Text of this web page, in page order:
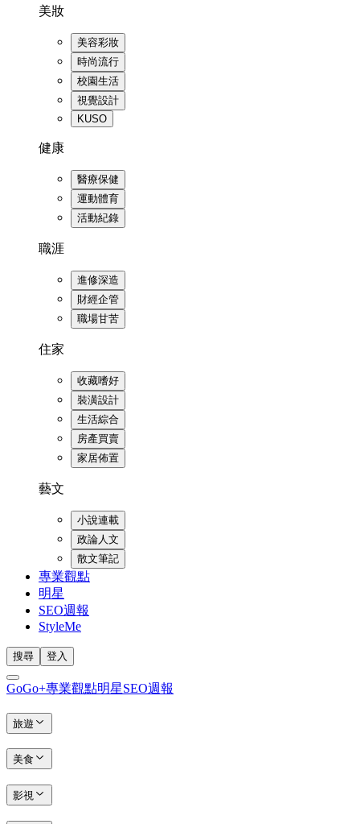
美妝
美容彩妝
時尚流行
校園生活
視覺設計
KUSO
健康
醫療保健
運動體育
活動紀錄
職涯
進修深造
財經企管
職場甘苦
住家
收藏嗜好
裝潢設計
生活綜合
房產買賣
家居佈置
藝文
小說連載
政論人文
散文筆記
專業觀點
明星
SEO週報
StyleMe
搜尋 登入
GoGo+專業觀點明星SEO週報
旅遊
美食
影視